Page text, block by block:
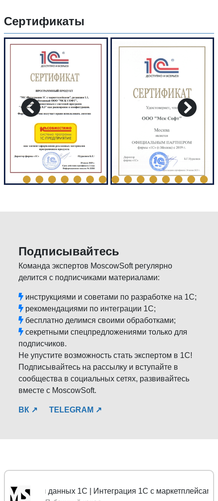
Сертификаты
Подписывайтесь
Команда экспертов MoscowSoft регулярно
делится с подписчиками материалами:
инструкциями и советами по разработке на 1С;
рекомендациями по интеграции 1С;
бесплатно делимся своими обработками;
секретными спецпредложениями только для
подписчиков.
Не упустите возможность стать экспертом в 1С!
Подписывайтесь на рассылку и вступайте в
сообщества в социальных сетях, развивайтесь
вместе с MoscowSoft.
ВК ↗ TELEGRAM ↗
данных 1С | Интеграция 1С с маркетплейсами